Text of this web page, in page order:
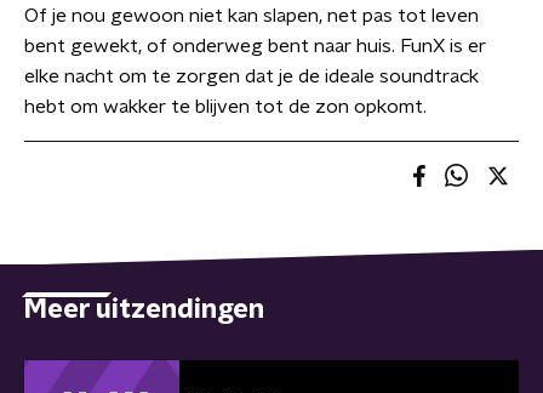
Of je nou gewoon niet kan slapen, net pas tot leven
bent gewekt, of onderweg bent naar huis. FunX is er
elke nacht om te zorgen dat je de ideale soundtrack
hebt om wakker te blijven tot de zon opkomt.
Meer uitzendingen